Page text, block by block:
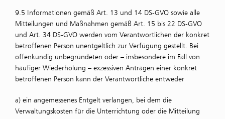
9.5 Informationen gemäß Art. 13 und 14 DS-GVO sowie alle
Mitteilungen und Maßnahmen gemäß Art. 15 bis 22 DS-GVO
und Art. 34 DS-GVO werden vom Verantwortlichen der konkret
betroffenen Person unentgeltlich zur Verfügung gestellt. Bei
offenkundig unbegründeten oder – insbesondere im Fall von
häufiger Wiederholung – exzessiven Anträgen einer konkret
betroffenen Person kann der Verantwortliche entweder
a) ein angemessenes Entgelt verlangen, bei dem die
Verwaltungskosten für die Unterrichtung oder die Mitteilung